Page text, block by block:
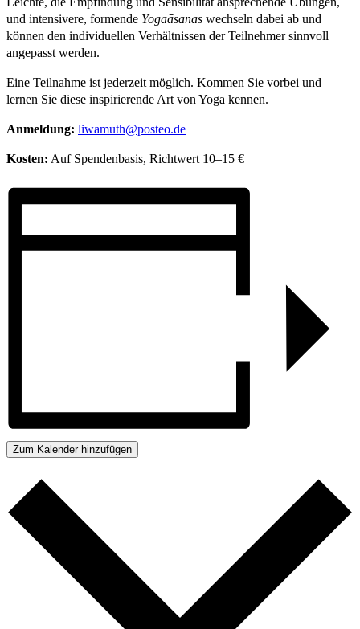
und intensivere, formende Yogaāsanas wechseln dabei ab und
können den individuellen Verhältnissen der Teilnehmer sinnvoll
angepasst werden.
Eine Teilnahme ist jederzeit möglich. Kommen Sie vorbei und
lernen Sie diese inspirierende Art von Yoga kennen.
Anmeldung: liwamuth@posteo.de
Kosten: Auf Spendenbasis, Richtwert 10–15 €
Zum Kalender hinzufügen